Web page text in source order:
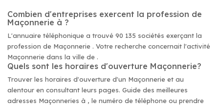
Combien d'entreprises exercent la profession de
Maçonnerie à ?
L'annuaire téléphonique a trouvé 90 135 sociétés exerçant la
profession de Maçonnerie . Votre recherche concernait l'activité
Maçonnerie dans la ville de .
Quels sont les horaires d'ouverture Maçonnerie?
Trouver les horaires d'ouverture d'un Maçonnerie et au
alentour en consultant leurs pages. Guide des meilleures
adresses Maçonneries à , le numéro de téléphone ou prendre